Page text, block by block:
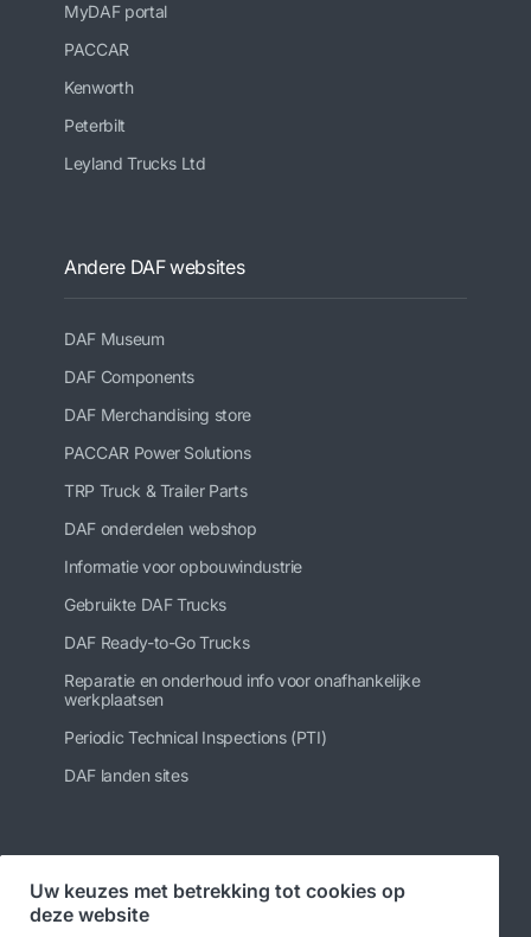
MyDAF portal
PACCAR
Kenworth
Peterbilt
Leyland Trucks Ltd
Andere DAF websites
DAF Museum
DAF Components
DAF Merchandising store
PACCAR Power Solutions
TRP Truck & Trailer Parts
DAF onderdelen webshop
Informatie voor opbouwindustrie
Gebruikte DAF Trucks
DAF Ready-to-Go Trucks
Reparatie en onderhoud info voor onafhankelijke
werkplaatsen
Periodic Technical Inspections (PTI)
DAF landen sites
Volg ons
Uw keuzes met betrekking tot cookies op
deze website